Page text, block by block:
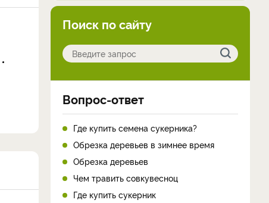
Поиск по сайту
Вопрос-ответ
Где купить семена сукерника?
Обрезка деревьев в зимнее время
Обрезка деревьев
Чем травить совкувесноц
Где купить сукерник